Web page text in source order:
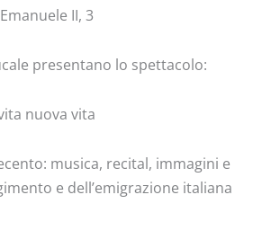
II, 3
presentano lo spettacolo:
nuova vita
musica, recital, immagini e
e dell’emigrazione italiana